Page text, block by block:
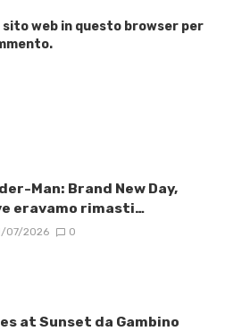
sito web in questo browser per
Man: Brand New Day,
eravamo rimasti…
07/2026 0
at Sunset da Gambino